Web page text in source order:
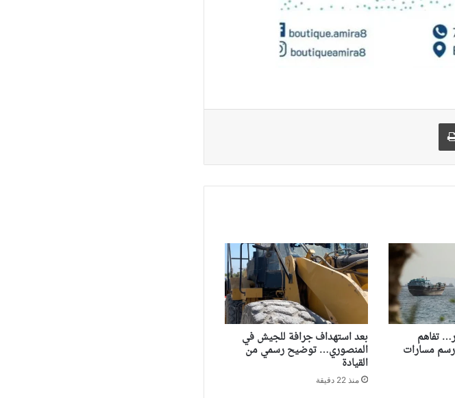
طباعة
تفاهم
رسم مسارات
بعد استهداف جرافة للجيش في
المنصوري… توضيح رسمي من
القيادة
منذ 22 دقيقة